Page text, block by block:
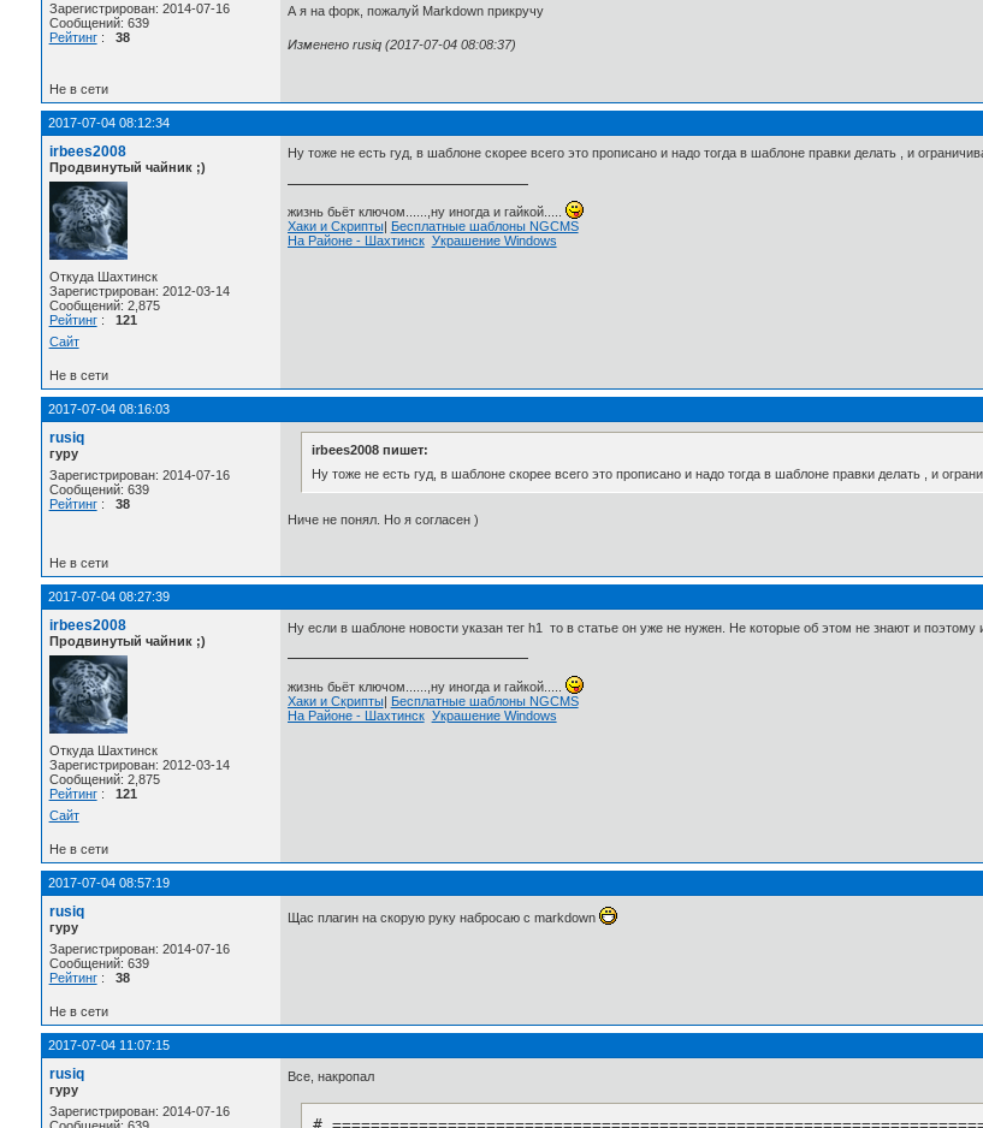
Зарегистрирован: 2014-07-16
Сообщений: 639
Рейтинг: 38
А я на форк, пожалуй Markdown прикручу
Изменено rusiq (2017-07-04 08:08:37)
Не в сети
2017-07-04 08:12:34
irbees2008
Продвинутый чайник ;)
Откуда Шахтинск
Зарегистрирован: 2012-03-14
Сообщений: 2,875
Рейтинг: 121
Сайт
Ну тоже не есть гуд, в шаблоне скорее всего это прописано и надо тогда в шаблоне правки делать , и
жизнь бьёт ключом......,ну иногда и гайкой.....
Хаки и Скрипты|
Бесплатные шаблоны NGCMS
На Районе - Шахтинск Украшение Windows
Не в сети
2017-07-04 08:16:03
rusiq
гуру
Зарегистрирован: 2014-07-16
Сообщений: 639
Рейтинг: 38
irbees2008 пишет:
Ну тоже не есть гуд, в шаблоне скорее всего это прописано и надо тогда в шаблоне правки делать , и
Ниче не понял. Но я согласен )
Не в сети
2017-07-04 08:27:39
irbees2008
Продвинутый чайник ;)
Откуда Шахтинск
Зарегистрирован: 2012-03-14
Сообщений: 2,875
Рейтинг: 121
Сайт
Ну если в шаблоне новости указан тег h1 то в статье он уже не нужен. Не которые об этом не знают и поэтому
жизнь бьёт ключом......,ну иногда и гайкой.....
Хаки и Скрипты| Бесплатные шаблоны NGCMS
На Районе - Шахтинск Украшение Windows
Не в сети
2017-07-04 08:57:19
rusiq
гуру
Зарегистрирован: 2014-07-16
Сообщений: 639
Рейтинг: 38
Щас плагин на скорую руку набросаю с markdown
Не в сети
2017-07-04 11:07:15
rusiq
гуру
Зарегистрирован: 2014-07-16
Все, накропал